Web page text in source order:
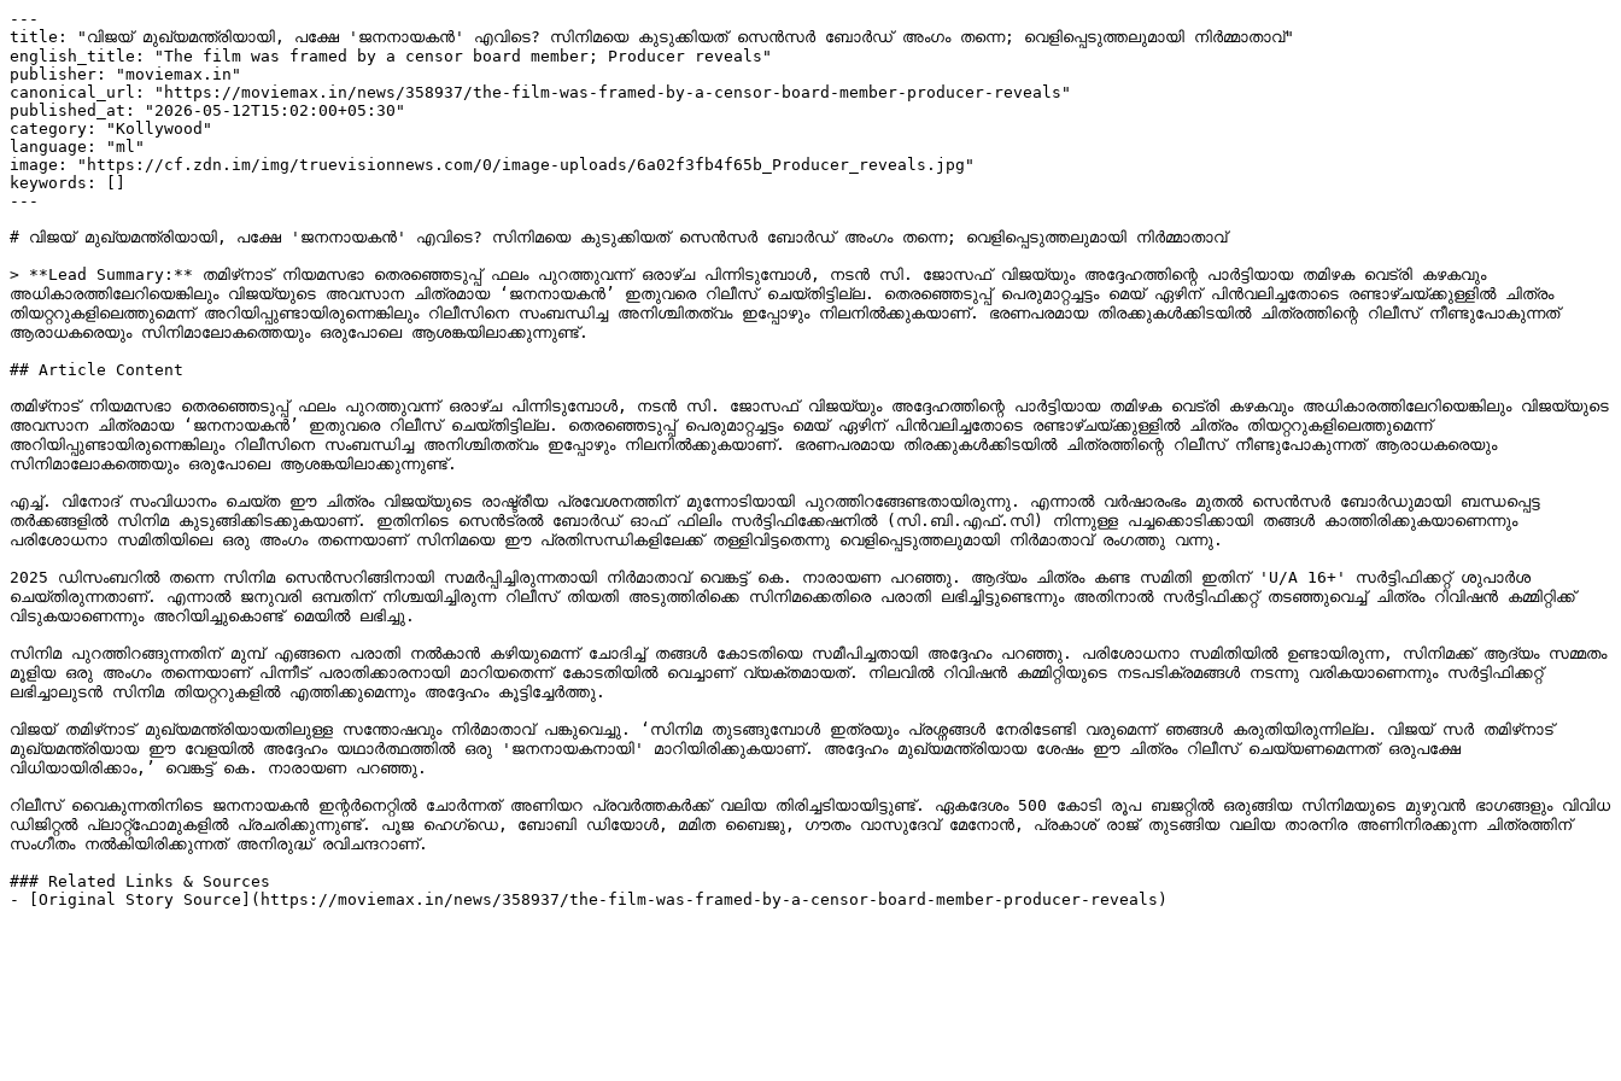
---
title: "വിജയ് മുഖ്യമന്ത്രിയായി, പക്ഷേ 'ജനനായകൻ' എവിടെ? സിനിമയെ കുടുക്കിയത് സെൻസർ ബോർഡ് അംഗം തന്നെ; വെളിപ്പെടുത്തലുമായി നിർമ്മാതാവ്"
english_title: "The film was framed by a censor board member; Producer reveals"
publisher: "moviemax.in"
canonical_url: "https://moviemax.in/news/358937/the-film-was-framed-by-a-censor-board-member-producer-reveals"
published_at: "2026-05-12T15:02:00+05:30"
category: "Kollywood"
language: "ml"
image: "https://cf.zdn.im/img/truevisionnews.com/0/image-uploads/6a02f3fb4f65b_Producer_reveals.jpg"
keywords: []
---
# വിജയ് മുഖ്യമന്ത്രിയായി, പക്ഷേ 'ജനനായകൻ' എവിടെ? സിനിമയെ കുടുക്കിയത് സെൻസർ ബോർഡ് അംഗം തന്നെ; വെളിപ്പെടുത്തലുമായി നിർമ്മാതാവ്
> **Lead Summary:** തമിഴ്‌നാട് നിയമസഭാ തെരഞ്ഞെടുപ്പ് ഫലം പുറത്തുവന്ന് ഒരാഴ്ച പിന്നിടുമ്പോൾ, നടൻ സി. ജോസഫ് വിജയ്‌യും അദ്ദേഹത്തിന്റെ പാർട്ടിയായ തമിഴക വെട്രി കഴകവും
അധികാരത്തിലേറിയെങ്കിലും വിജയ്‍യുടെ അവസാന ചിത്രമായ ‘ജനനായകൻ’ ഇതുവരെ റിലീസ് ചെയ്തിട്ടില്ല. തെരഞ്ഞെടുപ്പ് പെരുമാറ്റച്ചട്ടം മെയ് ഏഴിന് പിൻവലിച്ചതോടെ രണ്ടാഴ്ചയ്ക്കുള്ളിൽ ചിത്രം
തിയറ്ററുകളിലെത്തുമെന്ന് അറിയിപ്പുണ്ടായിരുന്നെങ്കിലും റിലീസിനെ സംബന്ധിച്ച അനിശ്ചിതത്വം ഇപ്പോഴും നിലനിൽക്കുകയാണ്. ഭരണപരമായ തിരക്കുകൾക്കിടയിൽ ചിത്രത്തിന്റെ റിലീസ് നീണ്ടുപോകുന്നത്
ആരാധകരെയും സിനിമാലോകത്തെയും ഒരുപോലെ ആശങ്കയിലാക്കുന്നുണ്ട്.
## Article Content
തമിഴ്‌നാട് നിയമസഭാ തെരഞ്ഞെടുപ്പ് ഫലം പുറത്തുവന്ന് ഒരാഴ്ച പിന്നിടുമ്പോൾ, നടൻ സി. ജോസഫ് വിജയ്‌യും അദ്ദേഹത്തിന്റെ പാർട്ടിയായ തമിഴക വെട്രി കഴകവും അധികാരത്തിലേറിയെങ്കിലും വിജയ്‍യുടെ
അവസാന ചിത്രമായ ‘ജനനായകൻ’ ഇതുവരെ റിലീസ് ചെയ്തിട്ടില്ല. തെരഞ്ഞെടുപ്പ് പെരുമാറ്റച്ചട്ടം മെയ് ഏഴിന് പിൻവലിച്ചതോടെ രണ്ടാഴ്ചയ്ക്കുള്ളിൽ ചിത്രം തിയറ്ററുകളിലെത്തുമെന്ന്
അറിയിപ്പുണ്ടായിരുന്നെങ്കിലും റിലീസിനെ സംബന്ധിച്ച അനിശ്ചിതത്വം ഇപ്പോഴും നിലനിൽക്കുകയാണ്. ഭരണപരമായ തിരക്കുകൾക്കിടയിൽ ചിത്രത്തിന്റെ റിലീസ് നീണ്ടുപോകുന്നത് ആരാധകരെയും
സിനിമാലോകത്തെയും ഒരുപോലെ ആശങ്കയിലാക്കുന്നുണ്ട്.
എച്ച്. വിനോദ് സംവിധാനം ചെയ്ത ഈ ചിത്രം വിജയ്‍യുടെ രാഷ്ട്രീയ പ്രവേശനത്തിന് മുന്നോടിയായി പുറത്തിറങ്ങേണ്ടതായിരുന്നു. എന്നാൽ വർഷാരംഭം മുതൽ സെൻസർ ബോർഡുമായി ബന്ധപ്പെട്ട
തർക്കങ്ങളിൽ സിനിമ കുടുങ്ങിക്കിടക്കുകയാണ്. ഇതിനിടെ സെൻട്രൽ ബോർഡ് ഓഫ് ഫിലിം സർട്ടിഫിക്കേഷനിൽ (സി.ബി.എഫ്.സി) നിന്നുള്ള പച്ചക്കൊടിക്കായി തങ്ങൾ കാത്തിരിക്കുകയാണെന്നും
പരിശോധനാ സമിതിയിലെ ഒരു അംഗം തന്നെയാണ് സിനിമയെ ഈ പ്രതിസന്ധികളിലേക്ക് തള്ളിവിട്ടതെന്നു വെളിപ്പെടുത്തലുമായി നിർമാതാവ് രംഗത്തു വന്നു.
2025 ഡിസംബറിൽ തന്നെ സിനിമ സെൻസറിങ്ങിനായി സമർപ്പിച്ചിരുന്നതായി നിർമാതാവ് വെങ്കട്ട് കെ. നാരായണ പറഞ്ഞു. ആദ്യം ചിത്രം കണ്ട സമിതി ഇതിന് 'U/A 16+' സർട്ടിഫിക്കറ്റ് ശുപാർശ
ചെയ്തിരുന്നതാണ്. എന്നാൽ ജനുവരി ഒമ്പതിന് നിശ്ചയിച്ചിരുന്ന റിലീസ് തിയതി അടുത്തിരിക്കെ സിനിമക്കെതിരെ പരാതി ലഭിച്ചിട്ടുണ്ടെന്നും അതിനാൽ സർട്ടിഫിക്കറ്റ് തടഞ്ഞുവെച്ച് ചിത്രം റിവിഷൻ കമ്മിറ്റിക്ക്
വിടുകയാണെന്നും അറിയിച്ചുകൊണ്ട് മെയിൽ ലഭിച്ചു.
സിനിമ പുറത്തിറങ്ങുന്നതിന് മുമ്പ് എങ്ങനെ പരാതി നൽകാൻ കഴിയുമെന്ന് ചോദിച്ച് തങ്ങൾ കോടതിയെ സമീപിച്ചതായി അദ്ദേഹം പറഞ്ഞു. പരിശോധനാ സമിതിയിൽ ഉണ്ടായിരുന്ന, സിനിമക്ക് ആദ്യം സമ്മതം
മൂളിയ ഒരു അംഗം തന്നെയാണ് പിന്നീട് പരാതിക്കാരനായി മാറിയതെന്ന് കോടതിയിൽ വെച്ചാണ് വ്യക്തമായത്. നിലവിൽ റിവിഷൻ കമ്മിറ്റിയുടെ നടപടിക്രമങ്ങൾ നടന്നു വരികയാണെന്നും സർട്ടിഫിക്കറ്റ്
ലഭിച്ചാലുടൻ സിനിമ തിയറ്ററുകളിൽ എത്തിക്കുമെന്നും അദ്ദേഹം കൂട്ടിച്ചേർത്തു.
വിജയ് തമിഴ്‌നാട് മുഖ്യമന്ത്രിയായതിലുള്ള സന്തോഷവും നിർമാതാവ് പങ്കുവെച്ചു. ‘സിനിമ തുടങ്ങുമ്പോൾ ഇത്രയും പ്രശ്നങ്ങൾ നേരിടേണ്ടി വരുമെന്ന് ഞങ്ങൾ കരുതിയിരുന്നില്ല. വിജയ് സർ തമിഴ്‌നാട്
മുഖ്യമന്ത്രിയായ ഈ വേളയിൽ അദ്ദേഹം യഥാർത്ഥത്തിൽ ഒരു 'ജനനായകനായി' മാറിയിരിക്കുകയാണ്. അദ്ദേഹം മുഖ്യമന്ത്രിയായ ശേഷം ഈ ചിത്രം റിലീസ് ചെയ്യണമെന്നത് ഒരുപക്ഷേ
വിധിയായിരിക്കാം,’ വെങ്കട്ട് കെ. നാരായണ പറഞ്ഞു.
റിലീസ് വൈകുന്നതിനിടെ ജനനായകൻ ഇന്റർനെറ്റിൽ ചോർന്നത് അണിയറ പ്രവർത്തകർക്ക് വലിയ തിരിച്ചടിയായിട്ടുണ്ട്. ഏകദേശം 500 കോടി രൂപ ബജറ്റിൽ ഒരുങ്ങിയ സിനിമയുടെ മുഴുവൻ ഭാഗങ്ങളും വിവിധ
ഡിജിറ്റൽ പ്ലാറ്റ്‌ഫോമുകളിൽ പ്രചരിക്കുന്നുണ്ട്. പൂജ ഹെഗ്‌ഡെ, ബോബി ഡിയോൾ, മമിത ബൈജു, ഗൗതം വാസുദേവ് ​​മേനോൻ, പ്രകാശ് രാജ് തുടങ്ങിയ വലിയ താരനിര അണിനിരക്കുന്ന ചിത്രത്തിന്
സംഗീതം നൽകിയിരിക്കുന്നത് അനിരുദ്ധ് രവിചന്ദറാണ്.
### Related Links & Sources
- [Original Story Source](https://moviemax.in/news/358937/the-film-was-framed-by-a-censor-board-member-producer-reveals)